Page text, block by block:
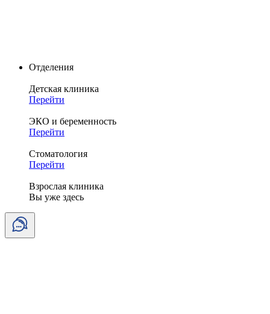
Отделения
Детская клиника
Перейти
ЭКО и беременность
Перейти
Стоматология
Перейти
Взрослая клиника
Вы уже здесь